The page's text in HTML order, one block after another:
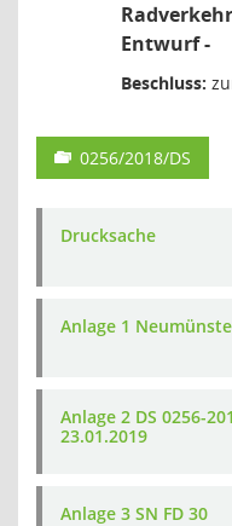
Entwurf -
Beschluss:
0256/2018/DS
Drucksache
Anlage 1
Anlage 2 DS 0256-
23.01.2019
Anlage 3 SN FD 30